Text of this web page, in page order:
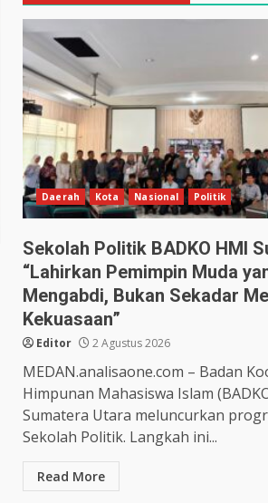
Daerah Kota Nasional Politik
Sekolah Politik BADKO HMI
“Lahirkan Pemimpin Muda
Mengabdi, Bukan Sekadar
Kekuasaan”
Editor 2 Agustus 2026
MEDAN.analisaone.com – Badan
Himpunan Mahasiswa Islam
Sumatera Utara meluncurkan
Sekolah Politik. Langkah ini...
Read More